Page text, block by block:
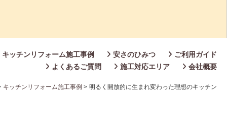
キッチンリフォーム施工事例 安さのひみつ
ご利用ガイド
よくあるご質問
施工対応エリア 会社概要
キッチンリフォーム施工事例 > 明るく開放的に生まれ変わった理想のキッチン